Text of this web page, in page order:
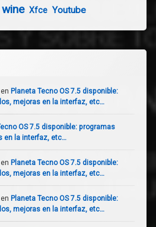
wine Xfce Youtube
Planeta Tecno OS 7.5 disponible:
mejoras en la interfaz, etc…
OS 7.5 disponible: programas
en la interfaz, etc…
Planeta Tecno OS 7.5 disponible:
mejoras en la interfaz, etc…
Planeta Tecno OS 7.5 disponible:
mejoras en la interfaz, etc…